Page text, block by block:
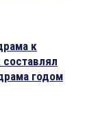
к
годом